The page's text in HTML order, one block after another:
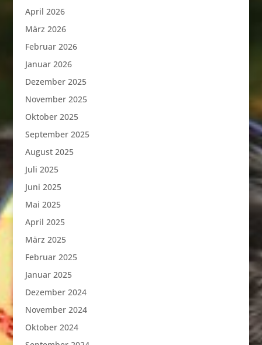
April 2026
März 2026
Februar 2026
Januar 2026
Dezember 2025
November 2025
Oktober 2025
September 2025
August 2025
Juli 2025
Juni 2025
Mai 2025
April 2025
März 2025
Februar 2025
Januar 2025
Dezember 2024
November 2024
Oktober 2024